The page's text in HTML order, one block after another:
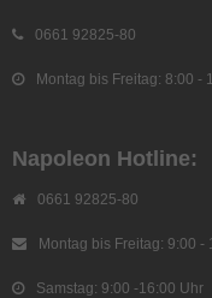
0661 92825-80
Montag bis Freitag: 8:00 -
Napoleon Hotline:
0661 92825-80
Montag bis Freitag: 9:00 -
Samstag: 9:00 -16:00 Uhr